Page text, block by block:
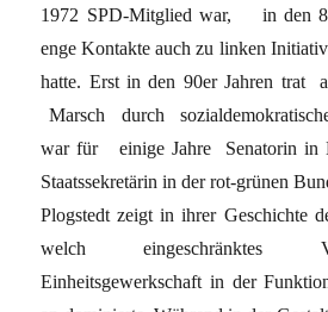
1972 SPD-Mitglied war, in den
enge Kontakte auch zu linken
hatte. Erst in den 90er Jahren trat
Marsch durch
war für einige Jahre Senatorin in
Staatssekretärin in der rot-grünen
Plogstedt zeigt in ihrer Geschichte
welch eingeschränktes
Einheitsgewerkschaft in der